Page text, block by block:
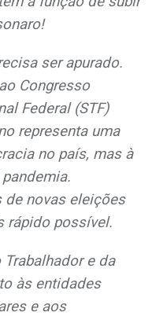
ser apurado.
Congresso
Federal (STF)
representa uma
no país, mas à
de novas eleições
rápido possível.
Trabalhador e da
às entidades
e aos